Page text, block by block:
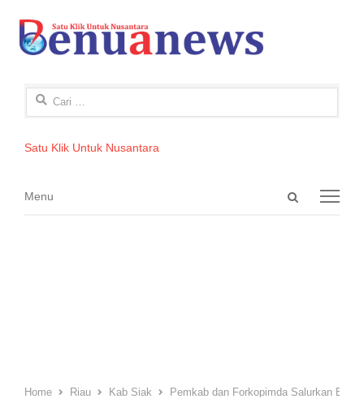
Cari
Satu Klik Untuk Nusantara
Open
Menu
Menu
Home Riau Kab Siak Pemkab dan Forkopimda Salurkan